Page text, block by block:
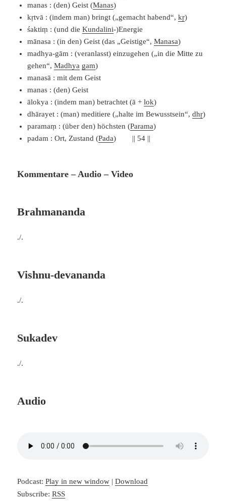
manas : (den) Geist (Manas)
kṛtvā : (indem man) bringt („gemacht habend“,kṛ)
śaktiṃ : (und dieKundalini-)Energie
mānasa : (in den) Geist (das „Geistige“,Manasa)
madhya-gām : (veranlasst) einzugehen („in die Mitte zu
gehen“,Madhya gam)
manasā : mit dem Geist
manas : (den) Geist
ālokya : (indem man) betrachtet (ā +lok)
dhārayet : (man) meditiere („halte im Bewusstsein“,dhṛ)
paramaṃ : (über den) höchsten (Parama)
padam : Ort, Zustand (Pada) || 54 ||
Kommentare – Audio – Video
Brahmananda
./.
Vishnu-devananda
./.
Sukadev
./.
Audio
Podcast:Play in new window |Download
Subscribe:RSS